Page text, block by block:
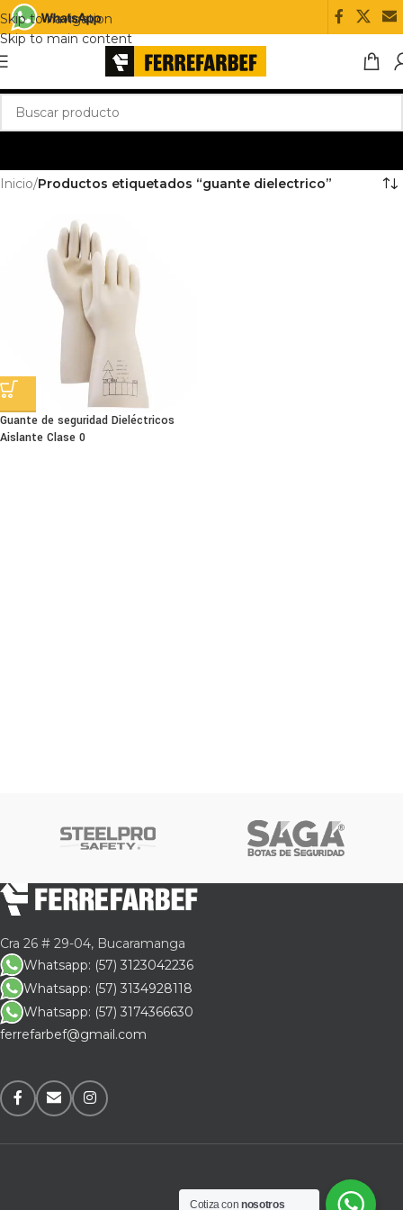
Skip to navigation
Skip to main content
Inicio/Productos etiquetados “guante dielectrico”
Guante de seguridad Dieléctricos
Aislante Clase 0
Cra 26 # 29-04, Bucaramanga
Whatsapp: (57) 3123042236
Whatsapp: (57) 3134928118
Whatsapp: (57) 3174366630
ferrefarbef@gmail.com
Cotiza connosotros